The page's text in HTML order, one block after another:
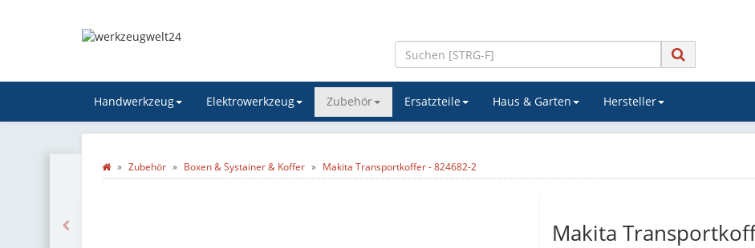
Handwerkzeug Elektrowerkzeug Zubehör Ersatzteile Haus & Garten Hersteller
Zubehör Boxen & Systainer & Koffer Makita Transportkoffer - 824682-2
Makita